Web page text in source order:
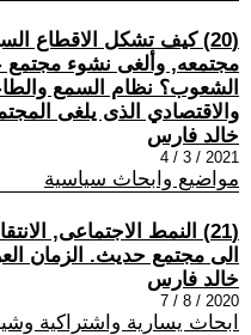
(20) كيف تشكل الاقطاع
مجتمعه, وألغى نشوء مجتمع
الشعوب؟ نظام السمع
والاقتصادي الذى يلغى
خالد فارس
2021 / 3 / 4
مواضيع وابحاث سياسية
(21) النمط الاجتماعى,
الى مجتمع حديث. الزمان
خالد فارس
2020 / 8 / 7
ابحاث يسارية واشتراكية